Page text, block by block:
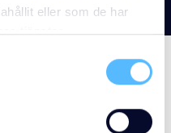
eller som de har
tjänster.